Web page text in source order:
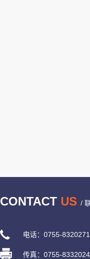
CONTACT US /
电话：0755-
传真：0755-